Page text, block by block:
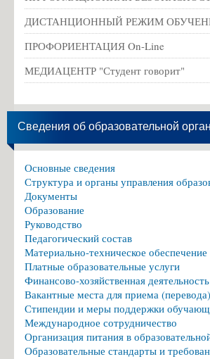
ДИСТАНЦИОННЫЙ РЕЖИМ
ПРОФОРИЕНТАЦИЯ On-Line
МЕДИАЦЕНТР "Студент говорит"
Сведения об образовательной
Основные сведения
Структура и органы управления
Документы
Образование
Руководство
Педагогический состав
Материально-техническое
Платные образовательные услуги
Финансово-хозяйственная деятельность
Вакантные места для приема
Стипендии и меры поддержки
Международное сотрудничество
Организация питания в
Образовательные стандарты и